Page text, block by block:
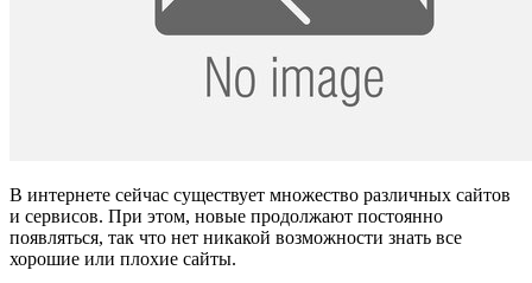
В интернете сейчас существует множество различных сайтов
и сервисов. При этом, новые продолжают постоянно
появляться, так что нет никакой возможности знать все
хорошие или плохие сайты.